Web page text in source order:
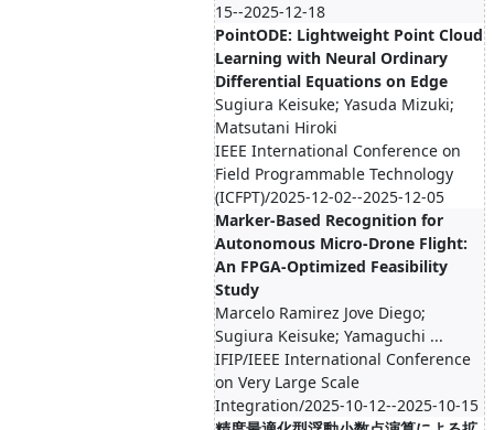
15--2025-12-18
PointODE: Lightweight Point Cloud
Learning with Neural Ordinary
Differential Equations on Edge
Sugiura Keisuke; Yasuda Mizuki;
Matsutani Hiroki
IEEE International Conference on
Field Programmable Technology
(ICFPT)/2025-12-02--2025-12-05
Marker-Based Recognition for
Autonomous Micro-Drone Flight:
An FPGA-Optimized Feasibility
Study
Marcelo Ramirez Jove Diego;
Sugiura Keisuke; Yamaguchi ...
IFIP/IEEE International Conference
on Very Large Scale
Integration/2025-10-12--2025-10-15